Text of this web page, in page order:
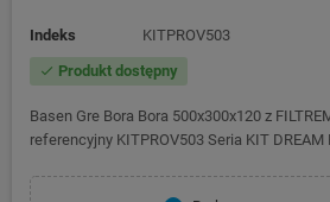
Indeks KITPROV503
check Produkt dostępny
Basen Gre Bora Bora 500x300x120 z
referencyjny KITPROV503 Seria KIT DREAM